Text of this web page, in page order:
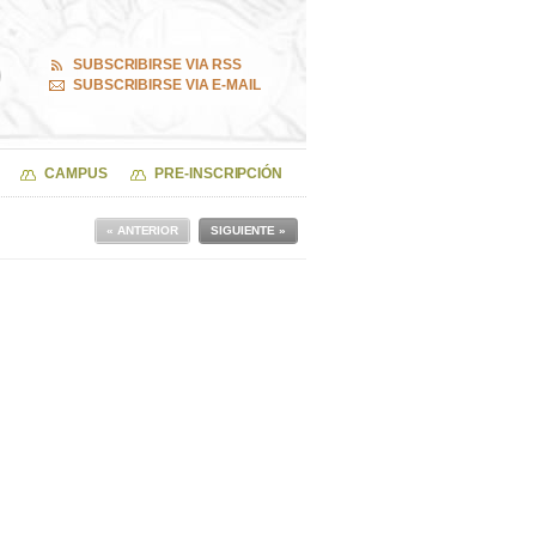
SUBSCRIBIRSE VIA RSS
SUBSCRIBIRSE VIA E-MAIL
CAMPUS PRE-INSCRIPCIÓN
SIGUIENTE »
« ANTERIOR